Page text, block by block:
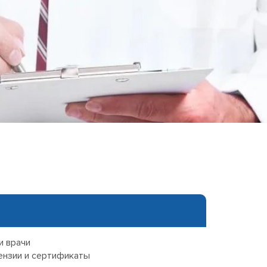
компульсивного
атак
врачи
и сертификаты